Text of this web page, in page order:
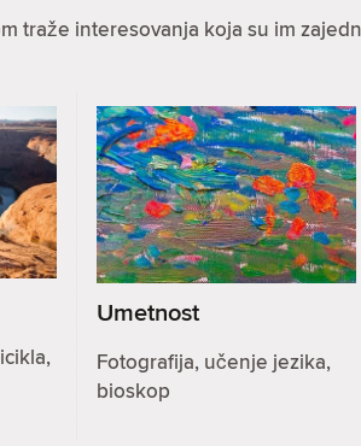
traže interesovanja koja su im
Umetnost
Fotografija, učenje jezika,
bioskop